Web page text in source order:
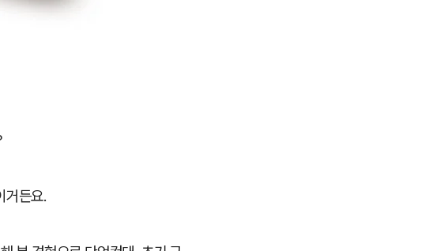
거든요.